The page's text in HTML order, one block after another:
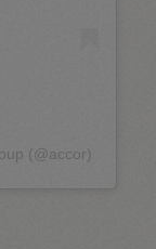
(@accor)